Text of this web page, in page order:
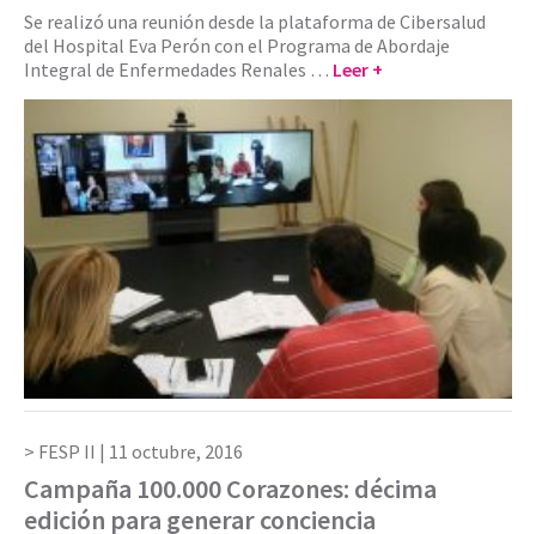
Se realizó una reunión desde la plataforma de Cibersalud
del Hospital Eva Perón con el Programa de Abordaje
Integral de Enfermedades Renales … Leer +
FESP II | 11 octubre, 2016
Campaña 100.000 Corazones: décima
edición para generar conciencia